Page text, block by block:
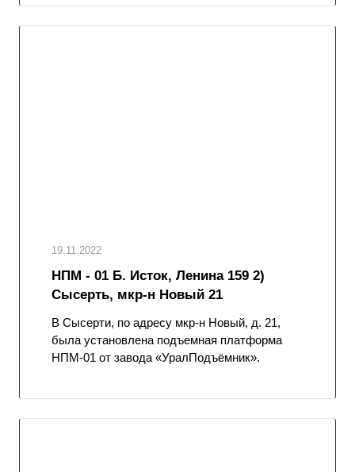
19.11.2022
НПМ - 01 Б. Исток, Ленина 159 2)
Сысерть, мкр-н Новый 21
В Сысерти, по адресу мкр-н Новый, д. 21,
была установлена подъемная платформа
НПМ-01 от завода «УралПодъёмник».